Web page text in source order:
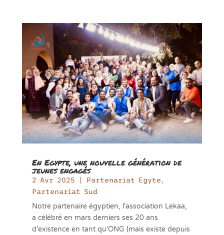
En Egypte, une nouvelle génération de
jeunes engagés
2 Avr 2025 | Partenariat Egyte,
Partenariat Sud
Notre partenaire égyptien, l'association Lekaa,
a célébré en mars derniers ses 20 ans
d'existence en tant qu'ONG (mais existe depuis